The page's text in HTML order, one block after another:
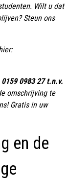
Wilt u dat
Steun ons
0159 0983 27 t.n.v.
omschrijving te
Gratis in uw
en de